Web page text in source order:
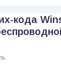
кода